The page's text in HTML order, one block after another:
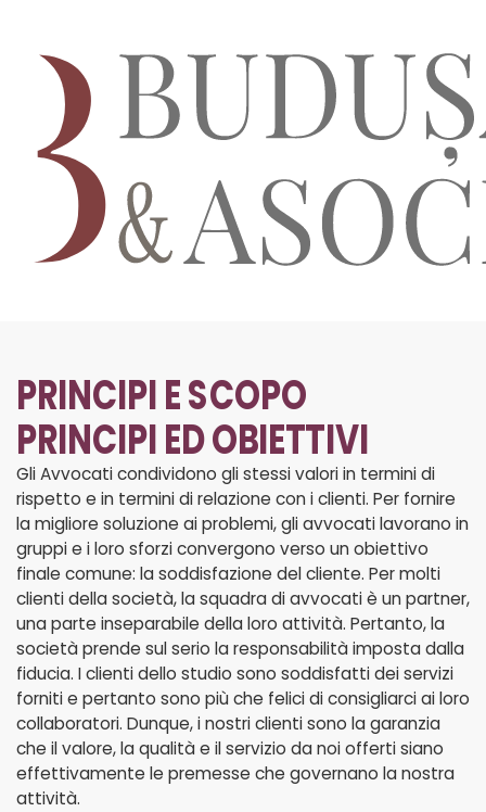
PRINCIPI E SCOPO
PRINCIPI ED OBIETTIVI
Gli Avvocati condividono gli stessi valori in termini di
rispetto e in termini di relazione con i clienti. Per fornire
la migliore soluzione ai problemi, gli avvocati lavorano in
gruppi e i loro sforzi convergono verso un obiettivo
finale comune: la soddisfazione del cliente. Per molti
clienti della società, la squadra di avvocati è un partner,
una parte inseparabile della loro attività. Pertanto, la
società prende sul serio la responsabilità imposta dalla
fiducia. I clienti dello studio sono soddisfatti dei servizi
forniti e pertanto sono più che felici di consigliarci ai loro
collaboratori. Dunque, i nostri clienti sono la garanzia
che il valore, la qualità e il servizio da noi offerti siano
effettivamente le premesse che governano la nostra
attività.